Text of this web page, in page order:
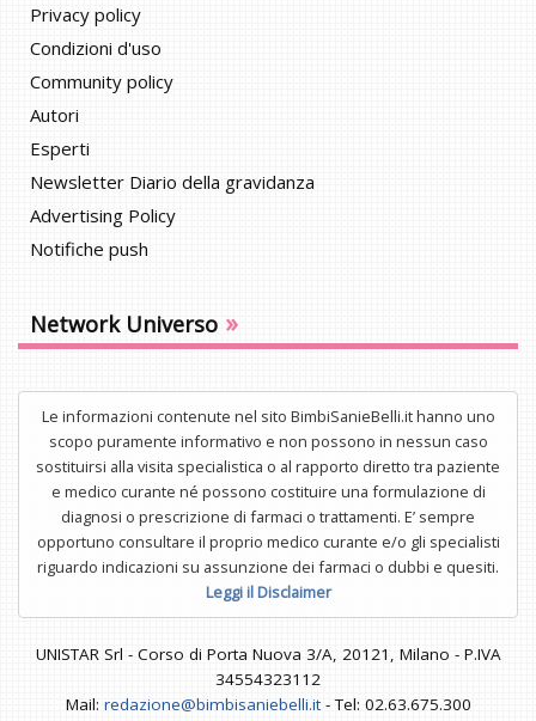
Privacy policy
Condizioni d'uso
Community policy
Autori
Esperti
Newsletter Diario della gravidanza
Advertising Policy
Notifiche push
Network Universo »
Le informazioni contenute nel sito BimbiSanieBelli.it hanno uno
scopo puramente informativo e non possono in nessun caso
sostituirsi alla visita specialistica o al rapporto diretto tra paziente
e medico curante né possono costituire una formulazione di
diagnosi o prescrizione di farmaci o trattamenti. E’ sempre
opportuno consultare il proprio medico curante e/o gli specialisti
riguardo indicazioni su assunzione dei farmaci o dubbi e quesiti.
Leggi il Disclaimer
UNISTAR Srl - Corso di Porta Nuova 3/A, 20121, Milano - P.IVA
34554323112
Mail: redazione@bimbisaniebelli.it- Tel: 02.63.675.300